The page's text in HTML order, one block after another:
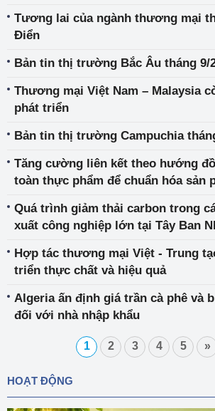
Tương lai của ngành thương mại
Điển
Bản tin thị trường Bắc Âu tháng 9/
Thương mại Việt Nam – Malaysia
phát triển
Bản tin thị trường Campuchia
Tăng cường liên kết theo hướng
toàn thực phẩm để chuẩn hóa sản
Quá trình giảm thải carbon trong
xuất công nghiệp lớn tại Tây Ban
Hợp tác thương mại Việt - Trung
triển thực chất và hiệu quả
Algeria ấn định giá trần cà phê và
đối với nhà nhập khẩu
1 2 3 4 5 »
HOẠT ĐỘNG